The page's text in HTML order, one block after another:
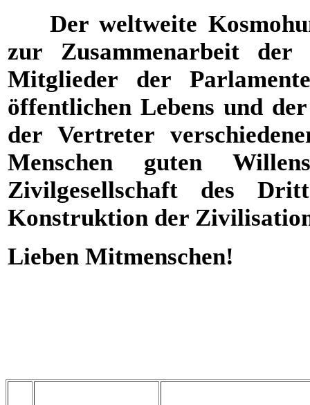
Der weltweite
zur Zusammenarbeit der
Mitglieder der
öffentlichen Lebens und
der Vertreter
Menschen guten
Zivilgesellschaft des
Konstruktion der
Lieben Mitmenschen!